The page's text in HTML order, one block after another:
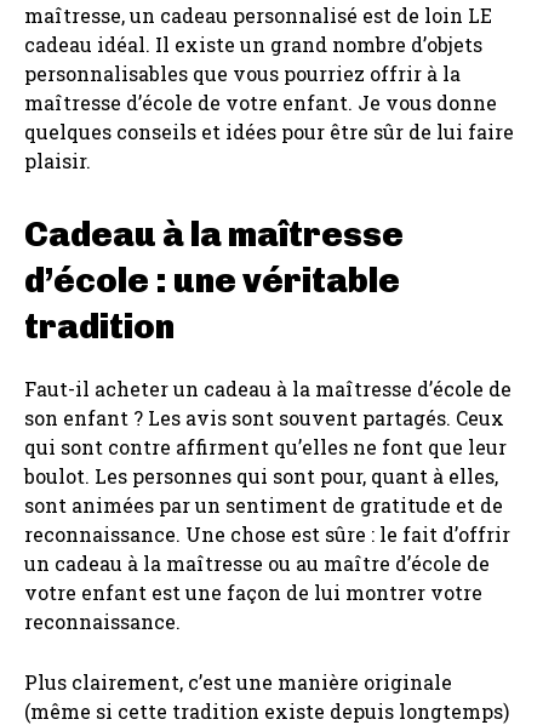
maîtresse, un cadeau personnalisé est de loin LE
cadeau idéal. Il existe un grand nombre d’objets
personnalisables que vous pourriez offrir à la
maîtresse d’école de votre enfant. Je vous donne
quelques conseils et idées pour être sûr de lui faire
plaisir.
Cadeau à la maîtresse
d’école : une véritable
tradition
Faut-il acheter un cadeau à la maîtresse d’école de
son enfant ? Les avis sont souvent partagés. Ceux
qui sont contre affirment qu’elles ne font que leur
boulot. Les personnes qui sont pour, quant à elles,
sont animées par un sentiment de gratitude et de
reconnaissance. Une chose est sûre : le fait d’offrir
un cadeau à la maîtresse ou au maître d’école de
votre enfant est une façon de lui montrer votre
reconnaissance.
Plus clairement, c’est une manière originale
(même si cette tradition existe depuis longtemps)